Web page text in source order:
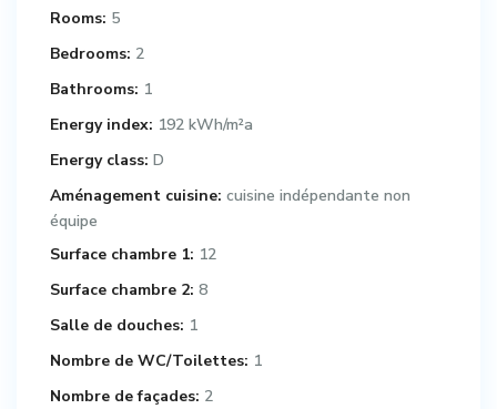
Rooms: 5
Bedrooms: 2
Bathrooms: 1
Energy index: 192 kWh/m²a
Energy class: D
Aménagement cuisine: cuisine indépendante non
équipe
Surface chambre 1: 12
Surface chambre 2: 8
Salle de douches: 1
Nombre de WC/Toilettes: 1
Nombre de façades: 2